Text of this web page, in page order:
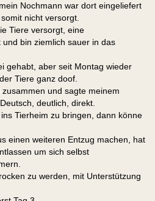
Nochmann war dort eingeliefert
nicht versorgt.
Tiere versorgt, eine
bin ziemlich sauer in das
gehabt, aber seit Montag wieder
Tiere ganz doof.
und sagte meinem
deutlich, direkt.
Tierheim zu bringen, dann könne
einen weiteren Entzug machen, hat
um sich selbst
zu werden, mit Unterstützung